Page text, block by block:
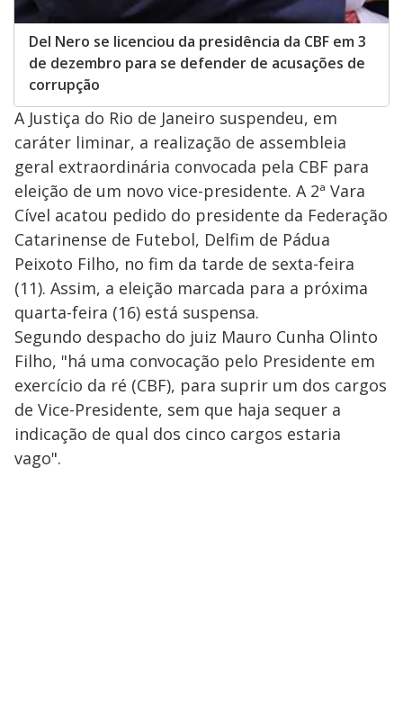
Del Nero se licenciou da presidência da CBF em 3
de dezembro para se defender de acusações de
corrupção
A Justiça do Rio de Janeiro suspendeu, em
caráter liminar, a realização de assembleia
geral extraordinária convocada pela CBF para
eleição de um novo vice-presidente. A 2ª Vara
Cível acatou pedido do presidente da Federação
Catarinense de Futebol, Delfim de Pádua
Peixoto Filho, no fim da tarde de sexta-feira
(11). Assim, a eleição marcada para a próxima
quarta-feira (16) está suspensa.
Segundo despacho do juiz Mauro Cunha Olinto
Filho, "há uma convocação pelo Presidente em
exercício da ré (CBF), para suprir um dos cargos
de Vice-Presidente, sem que haja sequer a
indicação de qual dos cinco cargos estaria
vago".